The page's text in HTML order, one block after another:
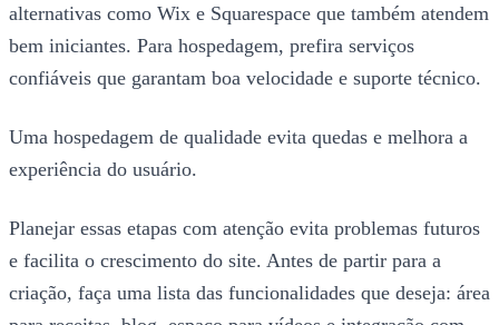
alternativas como Wix e Squarespace que também atendem
bem iniciantes. Para hospedagem, prefira serviços
confiáveis que garantam boa velocidade e suporte técnico.
Uma hospedagem de qualidade evita quedas e melhora a
experiência do usuário.
Planejar essas etapas com atenção evita problemas futuros
e facilita o crescimento do site. Antes de partir para a
criação, faça uma lista das funcionalidades que deseja: área